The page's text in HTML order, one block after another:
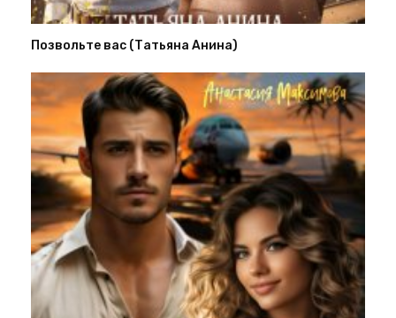
Позвольте вас (Татьяна Анина)